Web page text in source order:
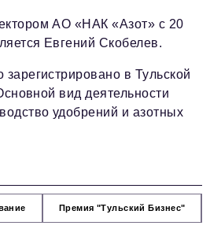
АО «НАК «Азот» с 20
Евгений Скобелев.
в Тульской
вид деятельности
удобрений и азотных
Премия "Тульский Бизнес"